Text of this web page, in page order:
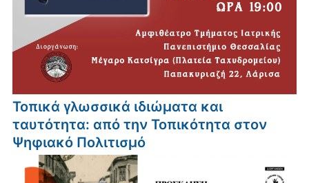
Τοπικά γλωσσικά ιδιώματα και
ταυτότητα: από την Τοπικότητα στον
Ψηφιακό Πολιτισμό